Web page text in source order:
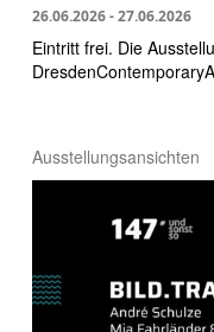
26.06.2026 - 27.06.2026
Eintritt frei. Die
Ausstellungsansichten